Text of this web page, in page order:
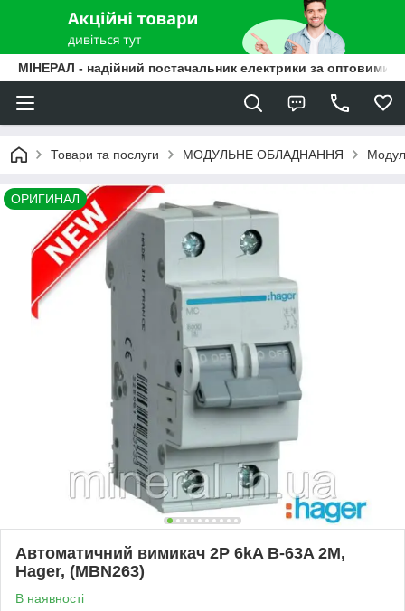
МІНЕРАЛ - надійний постачальник електрики за оптовими
Товари та послуги МОДУЛЬНЕ ОБЛАДНАННЯ
ОРИГИНАЛ
Автоматичний вимикач 2P 6kA B-63A 2M,
Hager, (MBN263)
В наявності